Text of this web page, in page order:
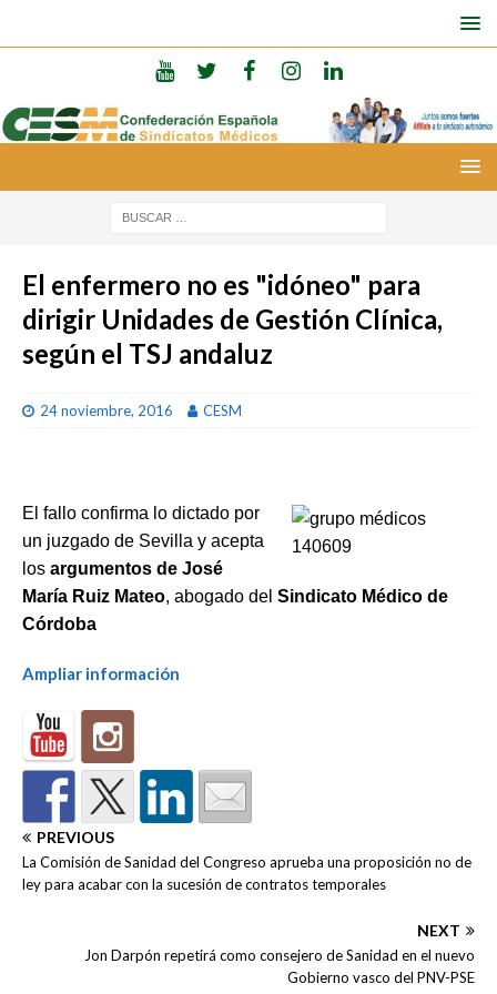
El enfermero no es "idóneo" para
dirigir Unidades de Gestión Clínica,
según el TSJ andaluz
24 noviembre, 2016 CESM
El fallo confirma lo dictado por
un juzgado de Sevilla y acepta
los argumentos de José
María Ruiz Mateo, abogado del Sindicato Médico de
Córdoba
Ampliar información
PREVIOUS
La Comisión de Sanidad del Congreso aprueba una proposición no de
ley para acabar con la sucesión de contratos temporales
NEXT
Jon Darpón repetirá como consejero de Sanidad en el nuevo
Gobierno vasco del PNV-PSE